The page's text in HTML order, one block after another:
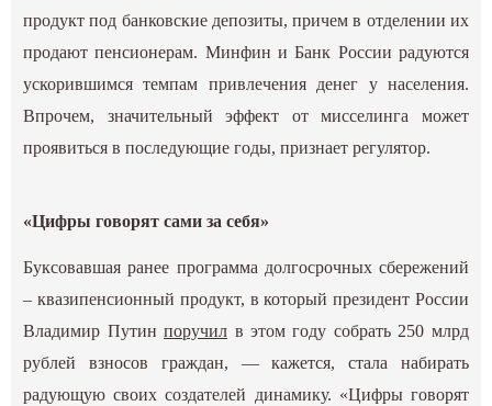
продукт под банковские депозиты, причем в отделении их
продают пенсионерам. Минфин и Банк России радуются
ускорившимся темпам привлечения денег у населения.
Впрочем, значительный эффект от мисселинга может
проявиться в последующие годы, признает регулятор.
«Цифры говорят сами за себя»
Буксовавшая ранее программа долгосрочных сбережений
– квазипенсионный продукт, в который президент России
Владимир Путинпоручил в этом году собрать 250 млрд
рублей взносов граждан, — кажется, стала набирать
радующую своих создателей динамику. «Цифры говорят